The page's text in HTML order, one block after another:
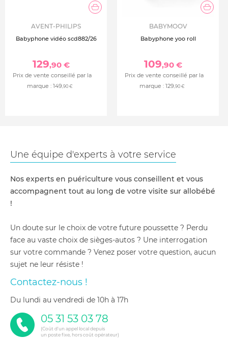
AVENT-PHILIPS
Babyphone vidéo scd882/26
129,90 €
Prix de vente conseillé par la
marque : 149,90 €
BABYMOOV
Babyphone yoo roll
109,90 €
Prix de vente conseillé par la
marque : 129,90 €
Une équipe d'experts à votre service
Nos experts en puériculture vous conseillent et vous
accompagnent tout au long de votre visite sur allobébé
!
Un doute sur le choix de votre future poussette ? Perdu
face au vaste choix de sièges-autos ? Une interrogation
sur votre commande ? Venez poser votre question, aucun
sujet ne leur résiste !
Contactez-nous !
du lundi au vendredi de 10h à 17h
05 31 53 03 78
(Coût d'un appel local depuis
un poste fixe, hors coût opérateur)